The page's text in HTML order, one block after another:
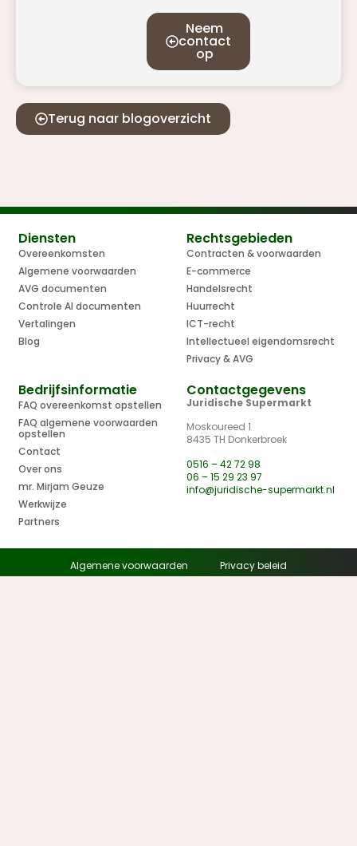
Neem
contact
op
Terug naar blogoverzicht
Diensten
Overeenkomsten
Algemene voorwaarden
AVG documenten
Controle AI documenten
Vertalingen
Blog
Rechtsgebieden
Contracten & voorwaarden
E-commerce
Handelsrecht
Huurrecht
ICT-recht
Intellectueel eigendomsrecht
Privacy & AVG
Bedrijfsinformatie
FAQ overeenkomst opstellen
FAQ algemene voorwaarden
opstellen
Contact
Over ons
mr. Mirjam Geuze
Werkwijze
Partners
Contactgegevens
Juridische Supermarkt
Moskoureed 1
8435 TH Donkerbroek
0516 – 42 72 98
06 – 15 29 23 97
info@juridische-supermarkt.nl
Algemene voorwaarden Privacy beleid